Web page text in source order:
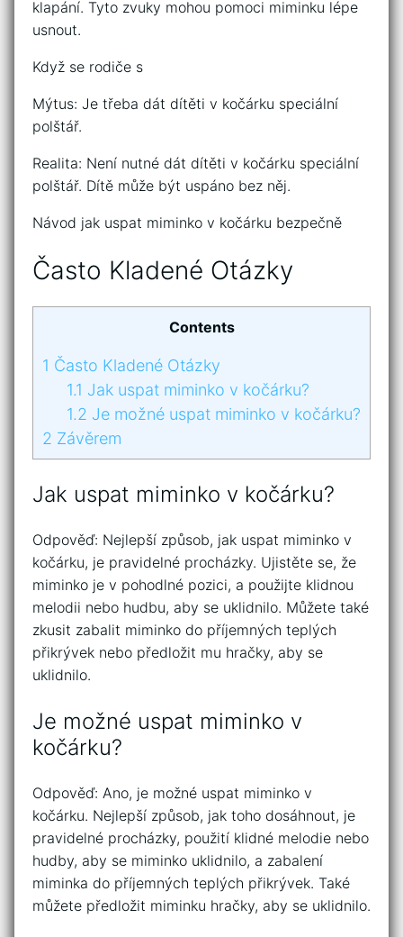
klapání. Tyto zvuky mohou pomoci miminku lépe
usnout.
Když se rodiče s
Mýtus: Je třeba dát dítěti v kočárku speciální
polštář.
Realita: Není nutné dát dítěti v kočárku speciální
polštář. Dítě může být uspáno bez něj.
Návod jak uspat miminko v kočárku bezpečně
Často Kladené Otázky
Contents
1 Často Kladené Otázky
1.1 Jak uspat miminko v kočárku?
1.2 Je možné uspat miminko v kočárku?
2 Závěrem
Jak uspat miminko v kočárku?
Odpověď: Nejlepší způsob, jak uspat miminko v
kočárku, je pravidelné procházky. Ujistěte se, že
miminko je v pohodlné pozici, a použijte klidnou
melodii nebo hudbu, aby se uklidnilo. Můžete také
zkusit zabalit miminko do příjemných teplých
přikrývek nebo předložit mu hračky, aby se
uklidnilo.
Je možné uspat miminko v
kočárku?
Odpověď: Ano, je možné uspat miminko v
kočárku. Nejlepší způsob, jak toho dosáhnout, je
pravidelné procházky, použití klidné melodie nebo
hudby, aby se miminko uklidnilo, a zabalení
miminka do příjemných teplých přikrývek. Také
můžete předložit miminku hračky, aby se uklidnilo.